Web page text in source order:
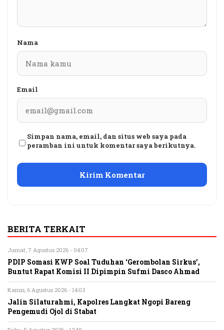
Nama
Email
Simpan nama, email, dan situs web saya pada
peramban ini untuk komentar saya berikutnya.
BERITA TERKAIT
Jumat, 7 Agustus 2026 - 04:07
PDIP Somasi KWP Soal Tuduhan ‘Gerombolan Sirkus’,
Buntut Rapat Komisi II Dipimpin Sufmi Dasco Ahmad
Kamis, 6 Agustus 2026 - 14:03
Jalin Silaturahmi, Kapolres Langkat Ngopi Bareng
Pengemudi Ojol di Stabat